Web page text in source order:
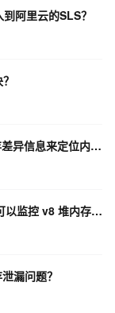
阿里云的SLS？
如何通过分析 node-memwatch 提供的堆内存差异信息来定位内存泄漏对象？
除了实时监控堆内存使用趋势，还有什么方法可以监控 v8 堆内存泄漏问题？
漏问题？